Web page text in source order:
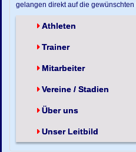
gelangen direkt auf die gewünschten
Athleten
Trainer
Mitarbeiter
Vereine / Stadien
Über uns
Unser Leitbild